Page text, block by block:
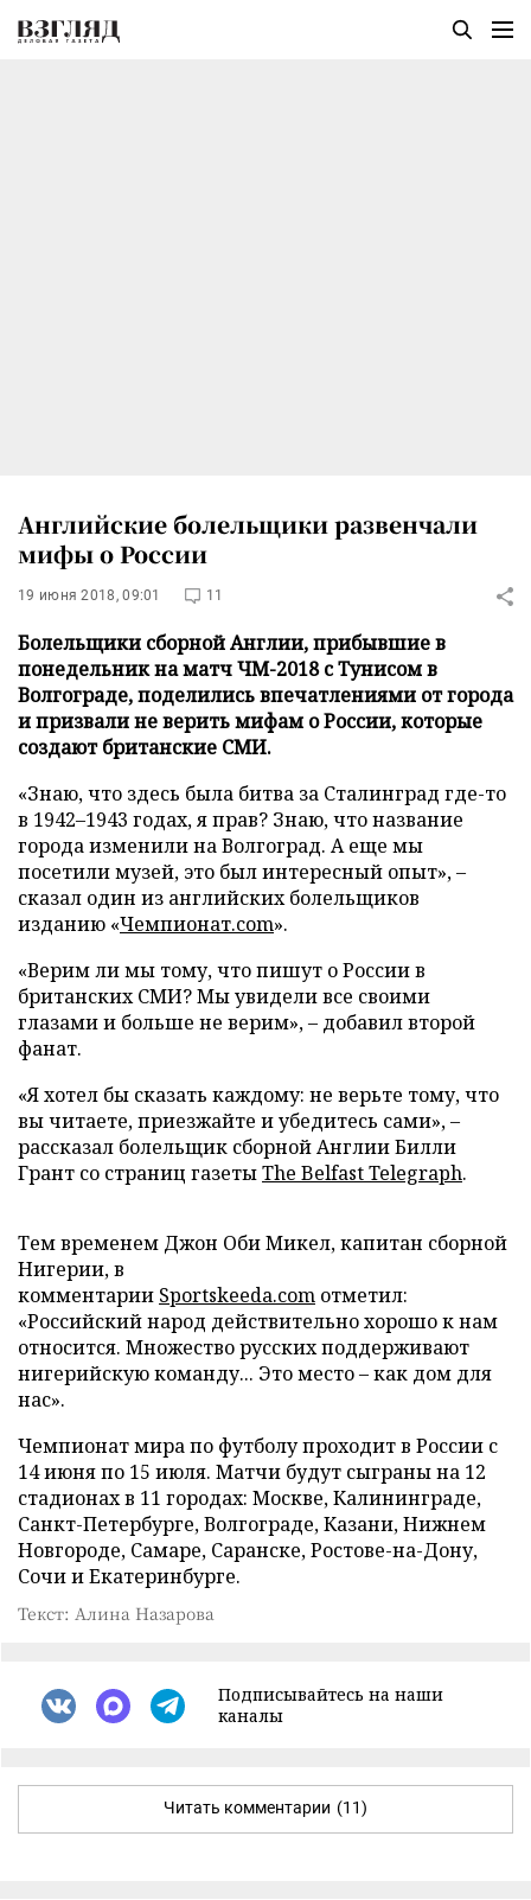
Английские болельщики развенчали
мифы о России
19 июня 2018, 09:01 11
Болельщики сборной Англии, прибывшие в
понедельник на матч ЧМ-2018 с Тунисом в
Волгограде, поделились впечатлениями от города
и призвали не верить мифам о России, которые
создают британские СМИ.
«Знаю, что здесь была битва за Сталинград где-то
в 1942–1943 годах, я прав? Знаю, что название
города изменили на Волгоград. А еще мы
посетили музей, это был интересный опыт», –
сказал один из английских болельщиков
изданию «Чемпионат.com».
«Верим ли мы тому, что пишут о России в
британских СМИ? Мы увидели все своими
глазами и больше не верим», – добавил второй
фанат.
«Я хотел бы сказать каждому: не верьте тому, что
вы читаете, приезжайте и убедитесь сами», –
рассказал болельщик сборной Англии Билли
Грант со страниц газетыThe Belfast Telegraph.
Тем временем Джон Оби Микел, капитан сборной
Нигерии, в
комментарии Sportskeeda.com отметил:
«Российский народ действительно хорошо к нам
относится. Множество русских поддерживают
нигерийскую команду... Это место – как дом для
нас».
Чемпионат мира по футболу проходит в России с
14 июня по 15 июля. Матчи будут сыграны на 12
стадионах в 11 городах: Москве, Калининграде,
Санкт-Петербурге, Волгограде, Казани, Нижнем
Новгороде, Самаре, Саранске, Ростове-на-Дону,
Сочи и Екатеринбурге.
Текст: Алина Назарова
Подписывайтесь на наши
каналы
Читать комментарии (11)